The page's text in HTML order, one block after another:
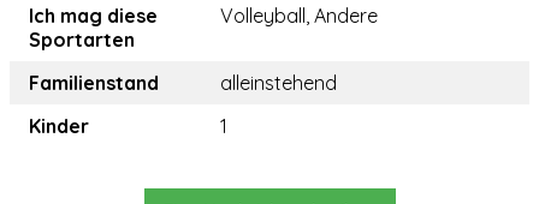
Ich mag diese
Sportarten
Volleyball, Andere
Familienstand
alleinstehend
Kinder
1